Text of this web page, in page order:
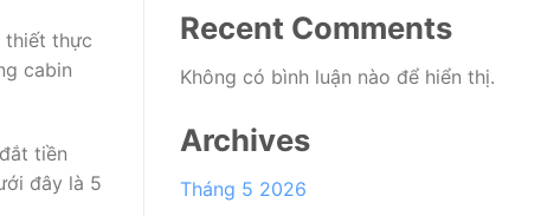
thiết thực
cabin
tiền
đây là 5
Recent Comments
Không có bình luận nào để hiển thị.
Archives
Tháng 5 2026